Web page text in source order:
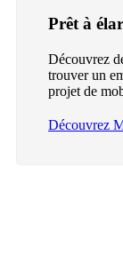
Prêt à
Découvrez
trouver un
projet de
Découvrez